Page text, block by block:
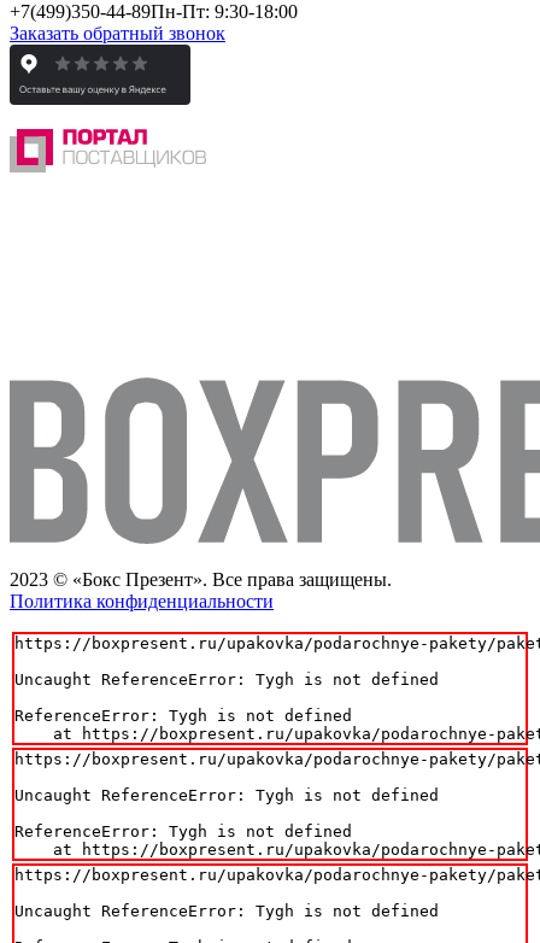
+7(499)350-44-89Пн-Пт: 9:30-18:00
Заказать обратный звонок
2023 © «Бокс Презент». Все права защищены.
Политика конфиденциальности
https://boxpresent.ru/upakovka/podarochnye-pakety/
Uncaught ReferenceError: Tygh is not defined
ReferenceError: Tygh is not defined
at https://boxpresent.ru/upakovka/podarochnye-
https://boxpresent.ru/upakovka/podarochnye-pakety/
Uncaught ReferenceError: Tygh is not defined
ReferenceError: Tygh is not defined
at https://boxpresent.ru/upakovka/podarochnye-
https://boxpresent.ru/upakovka/podarochnye-pakety/
Uncaught ReferenceError: Tygh is not defined